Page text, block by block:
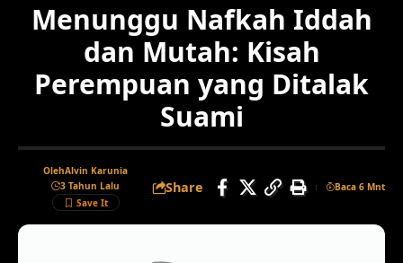
Menunggu Nafkah Iddah
dan Mutah: Kisah
Perempuan yang Ditalak
Suami
OlehAlvin Karunia
3 Tahun Lalu
Share Baca 6 Mnt